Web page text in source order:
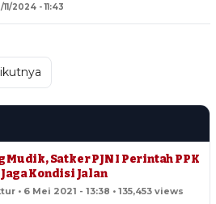
11/2024 - 11:43
Mudik, Satker PJN I Perintah PPK
Kondisi Jalan
• 6 Mei 2021 - 13:38 • 135,453 views